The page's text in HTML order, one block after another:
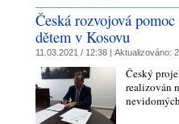
Česká rozvojová
dětem v Kosovu
11.03.2021 / 12:38 | Aktualizováno:
Český
realizován